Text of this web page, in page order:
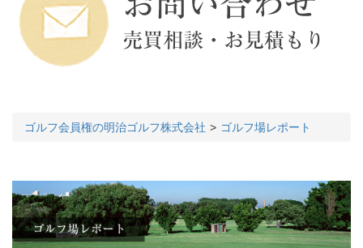
ゴルフ会員権の明治ゴルフ株式会社 ゴルフ場レポート